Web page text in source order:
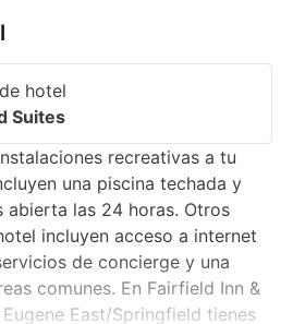
hotel
Suites
recreativas a tu
una piscina techada y
abierta las 24 horas. Otros
incluyen acceso a internet
de concierge y una
comunes. En Fairfield Inn &
East/Springfield tienes